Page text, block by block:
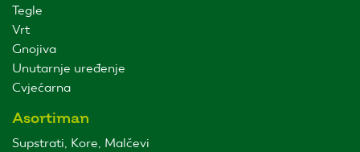
Tegle
Vrt
Gnojiva
Unutarnje uređenje
Cvjećarna
Asortiman
Supstrati, Kore, Malčevi